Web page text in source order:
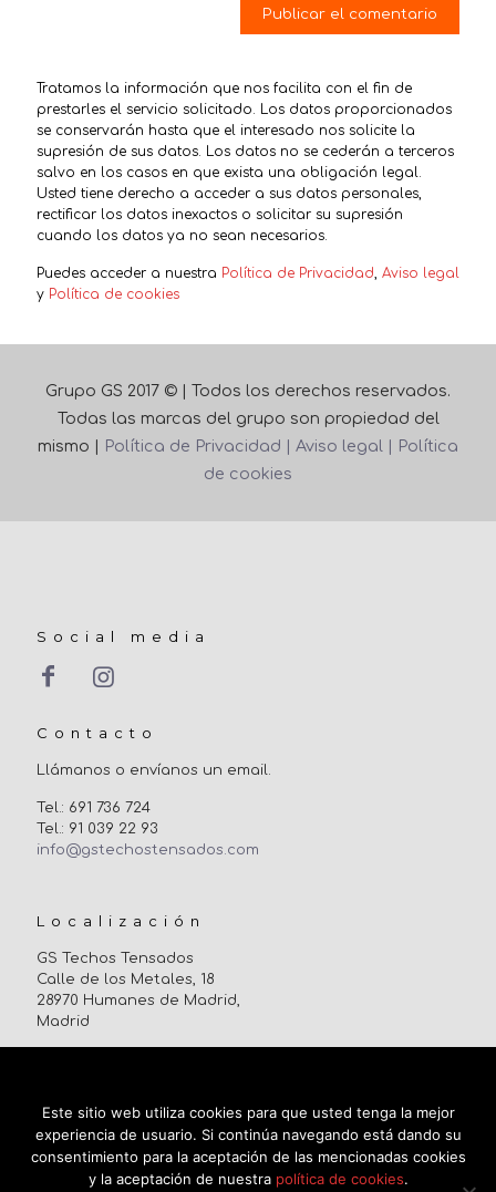
Tratamos la información que nos facilita con el fin de
prestarles el servicio solicitado. Los datos proporcionados
se conservarán hasta que el interesado nos solicite la
supresión de sus datos. Los datos no se cederán a terceros
salvo en los casos en que exista una obligación legal.
Usted tiene derecho a acceder a sus datos personales,
rectificar los datos inexactos o solicitar su supresión
cuando los datos ya no sean necesarios.
Puedes acceder a nuestra Política de Privacidad, Aviso legal
y Política de cookies
Grupo GS 2017 © | Todos los derechos reservados.
Todas las marcas del grupo son propiedad del
mismo |
Política de Privacidad | Aviso legal |
Política
de cookies
Social media
Contacto
Llámanos o envíanos un email.
Tel.: 691 736 724
Tel.: 91 039 22 93
info@gstechostensados.com
Localización
GS Techos Tensados
Calle de los Metales, 18
28970 Humanes de Madrid,
Madrid
Este sitio web utiliza cookies para que usted tenga la mejor
experiencia de usuario. Si continúa navegando está dando su
consentimiento para la aceptación de las mencionadas cookies
y la aceptación de nuestra política de cookies.